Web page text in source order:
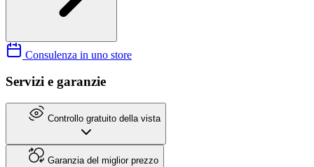
Consulenza in uno store
Servizi e garanzie
Controllo gratuito della vista
Garanzia del miglior prezzo